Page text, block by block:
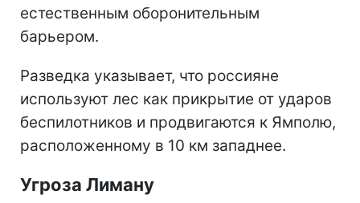
естественным оборонительным
барьером.
Разведка указывает, что россияне
используют лес как прикрытие от ударов
беспилотников и продвигаются к Ямполю,
расположенному в 10 км западнее.
Угроза Лиману